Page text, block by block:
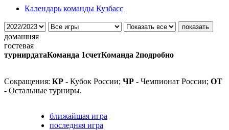
Календарь команды Кузбасс
домашняя
гостевая
турнирдатаКоманда 1счетКоманда 2подробно
Сокращения: КР - Кубок России; ЧР - Чемпионат России; ОТ
- Остальные турниры.
ближайшая игра
последняя игра